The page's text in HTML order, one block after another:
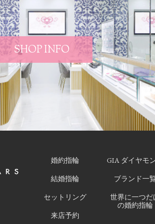
SHOP INFO
婚約指輪
結婚指輪
セットリング
来店予約
GIA ダイヤモ
ブランド一
世界に一つだ
の婚約指輪